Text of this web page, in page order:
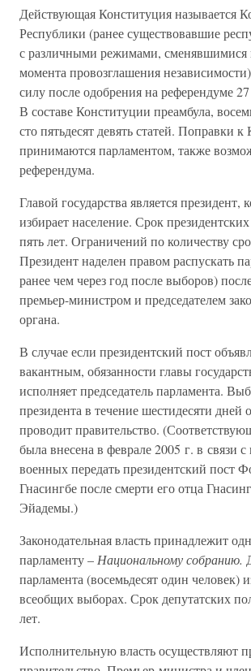
Действующая Конституция называется
Республики (ранее существовавшие
с различными режимами, сменявшимися
момента провозглашения
силу после одобрения на референдуме
В составе Конституции преамбула,
сто пятьдесят девять статей. Поправки
принимаются парламентом, также
референдума.
Главой государства является президент,
избирает население. Срок
пять лет. Ограничений по количеству
Президент наделен правом распускать
ранее чем через год после выборов)
премьер-министром и председателем
органа.
В случае если президентский пост
вакантным, обязанности главы
исполняет председатель парламента.
президента в течение шестидесяти дней
проводит правительство.
была внесена в феврале 2005 г. в связи
военных передать президентский пост
Гнасингбе после смерти его отца
Эйадемы.)
Законодательная власть принадлежит
парламенту – Национальному собранию.
парламента (восемьдесят один человек)
всеобщих выборах. Срок депутатских
лет.
Исполнительную власть осуществляют